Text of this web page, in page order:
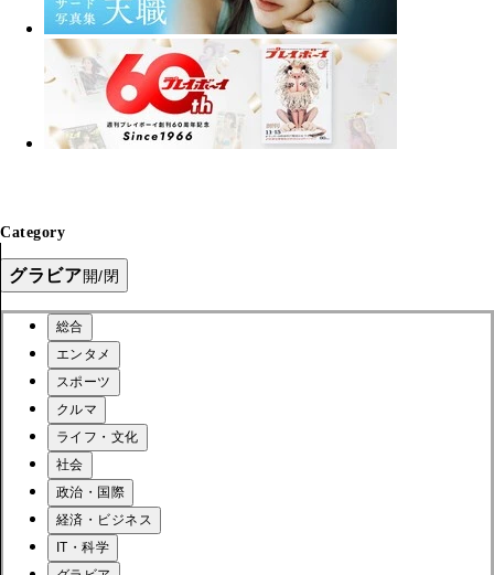
Category
グラビア開/閉
総合
エンタメ
スポーツ
クルマ
ライフ・文化
社会
政治・国際
経済・ビジネス
IT・科学